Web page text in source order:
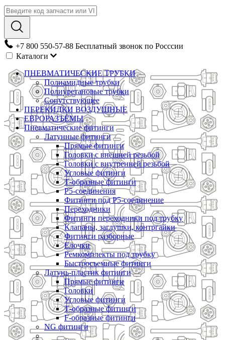
+7 800 550-57-88 Бесплатный звонок по Росссии
Каталоги
ПНЕВМАТИЧЕСКИЕ ТРУБКИ
Полиамидные трубки
Полиуретановые трубки
Сопутствующее
ПЕРЕКИДКИ ВОЗДУШНЫЕ
ЕВРОРАЗЪЁМЫ
Пневматические фитинги
Латунные фитинги
Прямые фитинги
Головки с внешней резьбой
Головки с внутренней резьбой
Угловые фитинги
Т-образные фитинги
P5-соединения
Фитинги под P5-соединение
Переходники
Фитинги переходники под трубку
Клапаны, заглушки, контргайки
Фитинги разборные
Елочки
Ремкомплекты под трубку
Быстросъемные фитинги
Латунь-пластик фитинги
Прямые фитинги
Головки
Угловые фитинги
Т-образные фитинги
F-образные фитинги
NG фитинги